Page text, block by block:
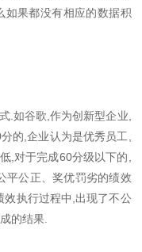
如果都没有相应的数据积
.如谷歌,作为创新型企业,
的,企业认为是优秀员工,
,对于完成60分级以下的,
平公正、奖优罚劣的绩效
执行过程中,出现了不公
的结果.